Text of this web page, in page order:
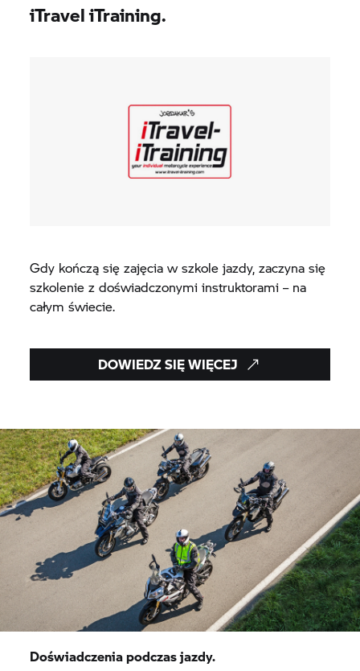
iTravel iTraining.
Gdy kończą się zajęcia w szkole jazdy, zaczyna się
szkolenie z doświadczonymi instruktorami – na
całym świecie.
DOWIEDZ SIĘ WIĘCEJ
Doświadczenia podczas jazdy.